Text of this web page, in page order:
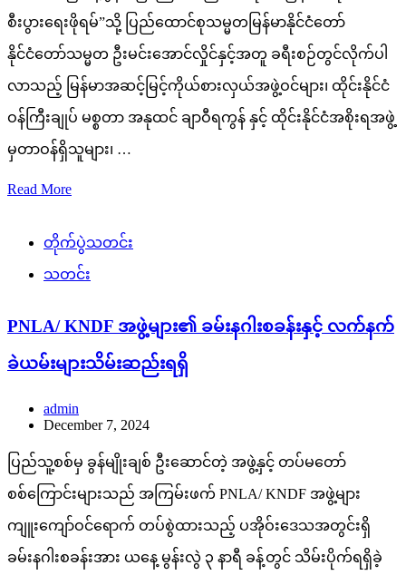
စီးပွားရေးဖိုရမ်”သို့ ပြည်ထောင်စုသမ္မတမြန်မာနိုင်ငံတော်
နိုင်ငံတော်သမ္မတ ဦးမင်းအောင်လှိုင်နှင့်အတူ ခရီးစဉ်တွင်လိုက်ပါ
လာသည့် မြန်မာအဆင့်မြင့်ကိုယ်စားလှယ်အဖွဲ့ဝင်များ၊ ထိုင်းနိုင်ငံ
ဝန်ကြီးချုပ် မစ္စတာ အနုထင် ချာဝီရကွန် နှင့် ထိုင်းနိုင်ငံအစိုးရအဖွဲ့
မှတာဝန်ရှိသူများ၊ …
Read More
တိုက်ပွဲသတင်း
သတင်း
PNLA/ KNDF အဖွဲ့များ၏ ခမ်းနဂါးစခန်းနှင့် လက်နက်
ခဲယမ်းများသိမ်းဆည်းရရှိ
admin
December 7, 2024
ပြည်သူ့စစ်မှ ခွန်မျိုးချစ် ဦးဆောင်တဲ့ အဖွဲ့နှင့် တပ်မတော်
စစ်ကြောင်းများသည် အကြမ်းဖက် PNLA/ KNDF အဖွဲ့များ
ကျူးကျော်ဝင်ရောက် တပ်စွဲထားသည့် ပအိုဝ်းဒေသအတွင်းရှိ
ခမ်းနဂါးစခန်းအား ယနေ့ မွန်းလွဲ ၃ နာရီ ခန့်တွင် သိမ်းပိုက်ရရှိခဲ့